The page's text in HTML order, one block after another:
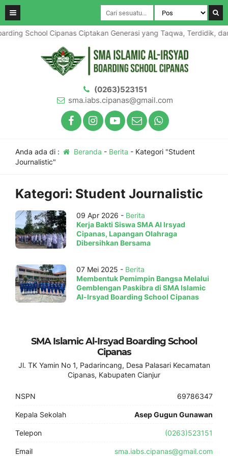
School Cipanas Ciptakan Generasi yang Taqwa, Terdidik,
(0263)523151
sma.iabs.cipanas@gmail.com
Anda ada di : Beranda - Berita - Kategori "Student
Journalistic"
Kategori: Student Journalistic
09 Apr 2026 - Berita
Kerja Bakti Siswa SMA Al Irsyad
Cipanas, Lapangan Olahraga
Dibersihkan Bersama
07 Mei 2025 - Berita
Membentuk Pemimpin Bangsa Melalui
Gemblengan Paskibra di SMA Islamic
Al-Irsyad Boarding School Cipanas
SMA Islamic Al-Irsyad Boarding School
Cipanas
Jl. TK Yamin No 1, Padarincang, Desa Palasari Kecamatan
Cipanas, Kabupaten Cianjur
NSPN 69786347
Kepala Sekolah Asep Gugun Gunawan
Telepon (0263)523151
Email sma.iabs.cipanas@gmail.com